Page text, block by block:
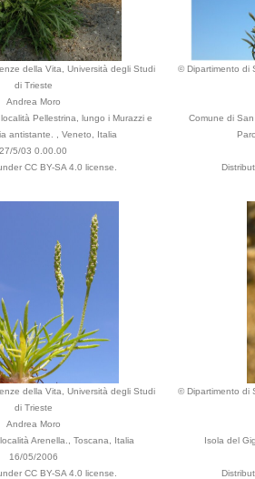
della Vita, Università degli Studi
di Trieste
Andrea Moro
Pellestrina, lungo i Murazzi e
antistante. , Veneto, Italia
27/5/03 0.00.00
CC BY-SA 4.0 license.
© Dipartimento di
Comune di
della Vita, Università degli Studi
di Trieste
Andrea Moro
Arenella., Toscana, Italia
16/05/2006
CC BY-SA 4.0 license.
© Dipartimento di
Isola del